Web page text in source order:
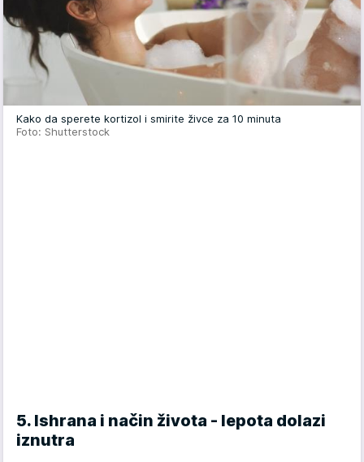
Kako da sperete kortizol i smirite živce za 10 minuta
Foto: Shutterstock
5. Ishrana i način života - lepota dolazi
iznutra